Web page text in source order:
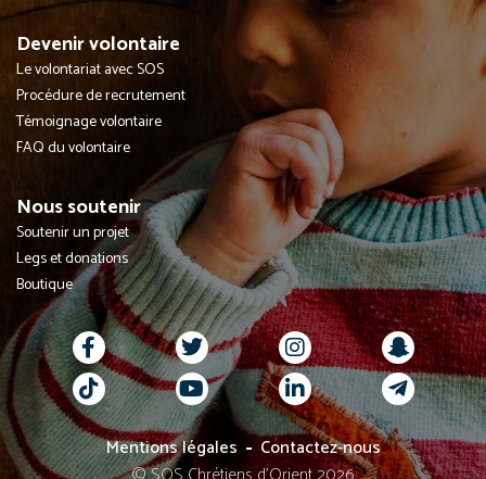
Devenir volontaire
Le volontariat avec SOS
Procédure de recrutement
Témoignage volontaire
FAQ du volontaire
Nous soutenir
Soutenir un projet
Legs et donations
Boutique
Mentions légales
Contactez-nous